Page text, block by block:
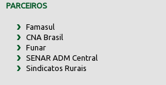
PARCEIROS
Famasul
CNA Brasil
Funar
SENAR ADM Central
Sindicatos Rurais